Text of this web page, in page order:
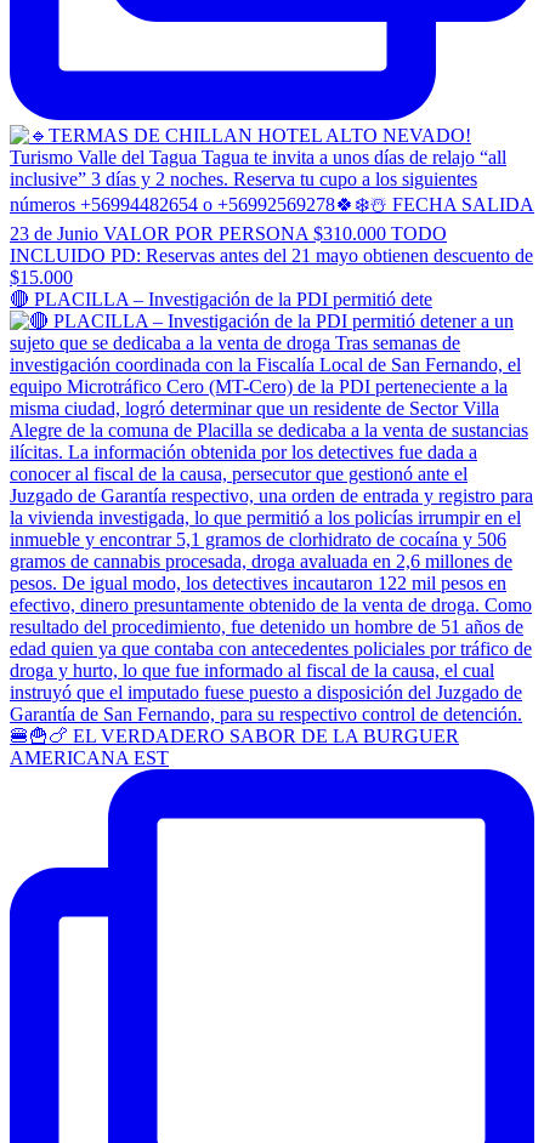
🔴 PLACILLA – Investigación de la PDI permitió dete
🍔🍟🍗 EL VERDADERO SABOR DE LA BURGUER
AMERICANA EST